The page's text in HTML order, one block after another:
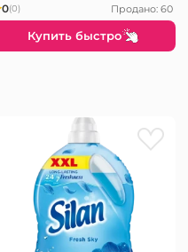
0(0) Продано: 60
Купить быстро